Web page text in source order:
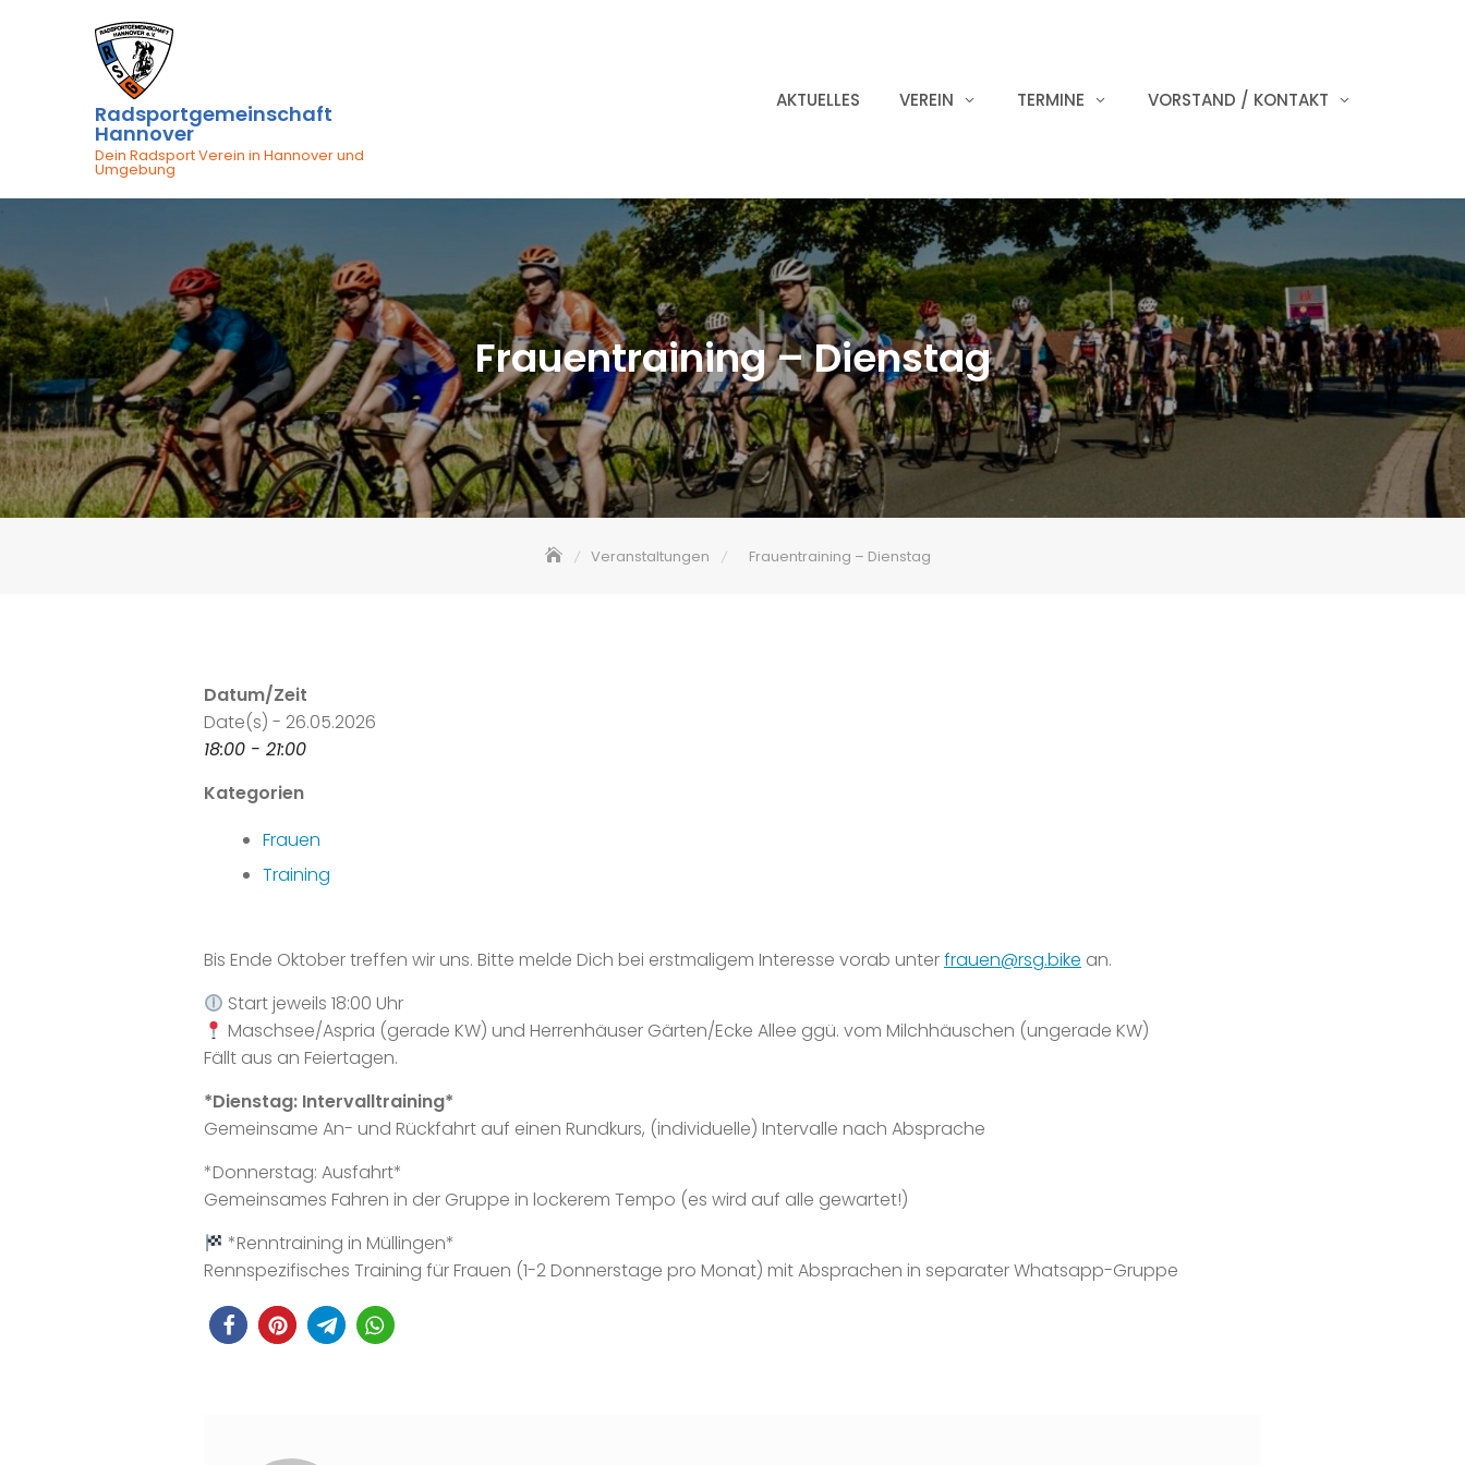
Radsportgemeinschaft
Hannover
Dein Radsport Verein in Hannover und
Umgebung
AKTUELLES VEREIN TERMINE VORSTAND / KONTAKT
Frauentraining – Dienstag
Veranstaltungen Frauentraining – Dienstag
Datum/Zeit
Date(s) - 26.05.2026
18:00 - 21:00
Kategorien
Frauen
Training
Bis Ende Oktober treffen wir uns. Bitte melde Dich bei erstmaligem Interesse vorab unterfrauen@rsg.bike an.
Start jeweils 18:00 Uhr
Maschsee/Aspria (gerade KW) und Herrenhäuser Gärten/Ecke Allee ggü. vom Milchhäuschen (ungerade KW)
Fällt aus an Feiertagen.
*Dienstag: Intervalltraining*
Gemeinsame An- und Rückfahrt auf einen Rundkurs, (individuelle) Intervalle nach Absprache
*Donnerstag: Ausfahrt*
Gemeinsames Fahren in der Gruppe in lockerem Tempo (es wird auf alle gewartet!)
*Renntraining in Müllingen*
Rennspezifisches Training für Frauen (1-2 Donnerstage pro Monat) mit Absprachen in separater Whatsapp-Gruppe